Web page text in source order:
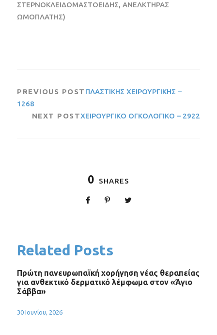
ΣΤΕΡΝΟΚΛΕΙΔΟΜΑΣΤΟΕΙΔΗΣ, ΑΝΕΛΚΤΗΡΑΣ
ΩΜΟΠΛΑΤΗΣ)
PREVIOUS POST ΠΛΑΣΤΙΚΗΣ ΧΕΙΡΟΥΡΓΙΚΗΣ –
1268
NEXT POSTΧΕΙΡΟΥΡΓΙΚΟ ΟΓΚΟΛΟΓΙΚΟ – 2922
0 SHARES
Related Posts
Πρώτη πανευρωπαϊκή χορήγηση νέας θεραπείας
για ανθεκτικό δερματικό λέμφωμα στον «Άγιο
Σάββα»
30 Ιουνίου, 2026